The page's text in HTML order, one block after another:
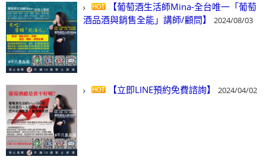
【葡萄酒生活師Mina-全台唯一「葡萄
酒品酒與銷售全能」講師/顧問】
2024/08/03
【立即LINE預約免費諮詢】 2024/04/02